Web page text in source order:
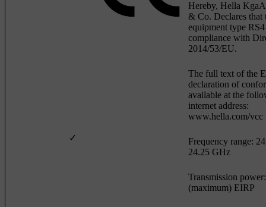
✓
Hereby, Hella
& Co. Declares that
equipment type
compliance with
2014/53/EU.
The full text of the
declaration of
available at the
internet address:
www.hella.com/vcc
Frequency range:
24.25 GHz
Transmission
(maximum) EIRP